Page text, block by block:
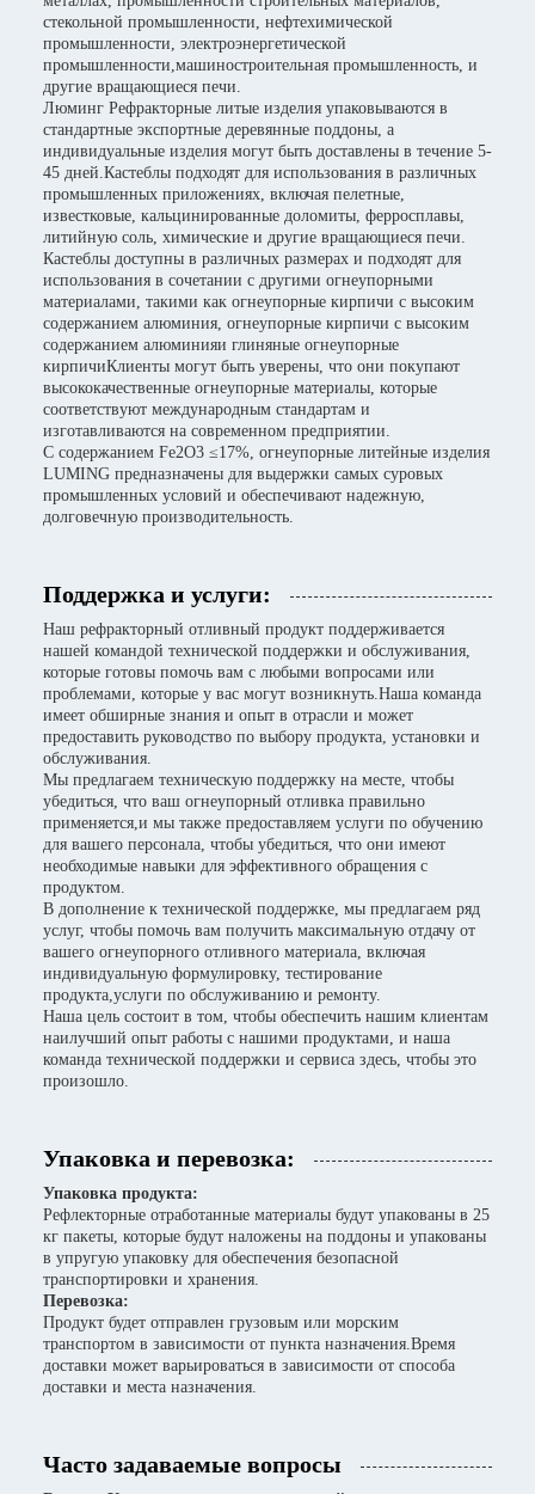
стекольной промышленности, нефтехимической
промышленности, электроэнергетической
промышленности,машиностроительная промышленность, и
другие вращающиеся печи.
Люминг Рефракторные литые изделия упаковываются в
стандартные экспортные деревянные поддоны, а
индивидуальные изделия могут быть доставлены в течение 5-
45 дней.Кастеблы подходят для использования в различных
промышленных приложениях, включая пелетные,
известковые, кальцинированные доломиты, ферросплавы,
литийную соль, химические и другие вращающиеся печи.
Кастеблы доступны в различных размерах и подходят для
использования в сочетании с другими огнеупорными
материалами, такими как огнеупорные кирпичи с высоким
содержанием алюминия, огнеупорные кирпичи с высоким
содержанием алюминияи глиняные огнеупорные
кирпичиКлиенты могут быть уверены, что они покупают
высококачественные огнеупорные материалы, которые
соответствуют международным стандартам и
изготавливаются на современном предприятии.
С содержанием Fe2O3 ≤17%, огнеупорные литейные изделия
LUMING предназначены для выдержки самых суровых
промышленных условий и обеспечивают надежную,
долговечную производительность.
Поддержка и услуги:
Наш рефракторный отливный продукт поддерживается
нашей командой технической поддержки и обслуживания,
которые готовы помочь вам с любыми вопросами или
проблемами, которые у вас могут возникнуть.Наша команда
имеет обширные знания и опыт в отрасли и может
предоставить руководство по выбору продукта, установки и
обслуживания.
Мы предлагаем техническую поддержку на месте, чтобы
убедиться, что ваш огнеупорный отливка правильно
применяется,и мы также предоставляем услуги по обучению
для вашего персонала, чтобы убедиться, что они имеют
необходимые навыки для эффективного обращения с
продуктом.
В дополнение к технической поддержке, мы предлагаем ряд
услуг, чтобы помочь вам получить максимальную отдачу от
вашего огнеупорного отливного материала, включая
индивидуальную формулировку, тестирование
продукта,услуги по обслуживанию и ремонту.
Наша цель состоит в том, чтобы обеспечить нашим клиентам
наилучший опыт работы с нашими продуктами, и наша
команда технической поддержки и сервиса здесь, чтобы это
произошло.
Упаковка и перевозка:
Упаковка продукта:
Рефлекторные отработанные материалы будут упакованы в 25
кг пакеты, которые будут наложены на поддоны и упакованы
в упругую упаковку для обеспечения безопасной
транспортировки и хранения.
Перевозка:
Продукт будет отправлен грузовым или морским
транспортом в зависимости от пункта назначения.Время
доставки может варьироваться в зависимости от способа
доставки и места назначения.
Часто задаваемые вопросы